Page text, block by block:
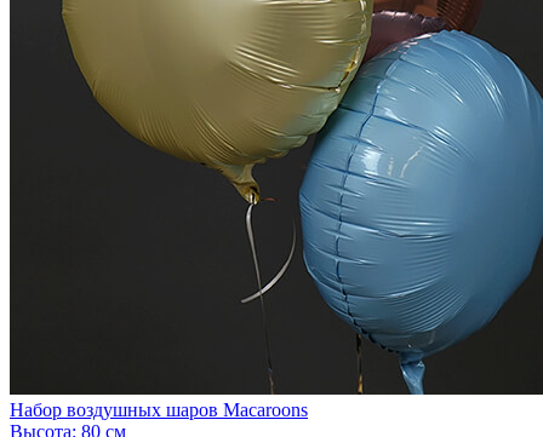
Набор воздушных шаров Macaroons
Высота: 80 см